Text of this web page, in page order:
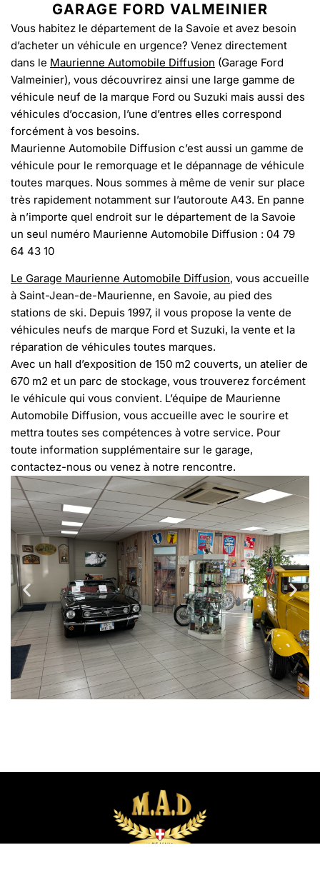
GARAGE FORD VALMEINIER
Vous habitez le département de la Savoie et avez besoin
d’acheter un véhicule en urgence? Venez directement
dans le Maurienne Automobile Diffusion (Garage Ford
Valmeinier), vous découvrirez ainsi une large gamme de
véhicule neuf de la marque Ford ou Suzuki mais aussi des
véhicules d’occasion, l’une d’entres elles correspond
forcément à vos besoins.
Maurienne Automobile Diffusion c’est aussi un gamme de
véhicule pour le remorquage et le dépannage de véhicule
toutes marques. Nous sommes à même de venir sur place
très rapidement notamment sur l’autoroute A43. En panne
à n’importe quel endroit sur le département de la Savoie
un seul numéro Maurienne Automobile Diffusion : 04 79
64 43 10
Le Garage Maurienne Automobile Diffusion, vous accueille
à Saint-Jean-de-Maurienne, en Savoie, au pied des
stations de ski. Depuis 1997, il vous propose la vente de
véhicules neufs de marque Ford et Suzuki, la vente et la
réparation de véhicules toutes marques.
Avec un hall d’exposition de 150 m2 couverts, un atelier de
670 m2 et un parc de stockage, vous trouverez forcément
le véhicule qui vous convient. L’équipe de Maurienne
Automobile Diffusion, vous accueille avec le sourire et
mettra toutes ses compétences à votre service. Pour
toute information supplémentaire sur le garage,
contactez-nous ou venez à notre rencontre.